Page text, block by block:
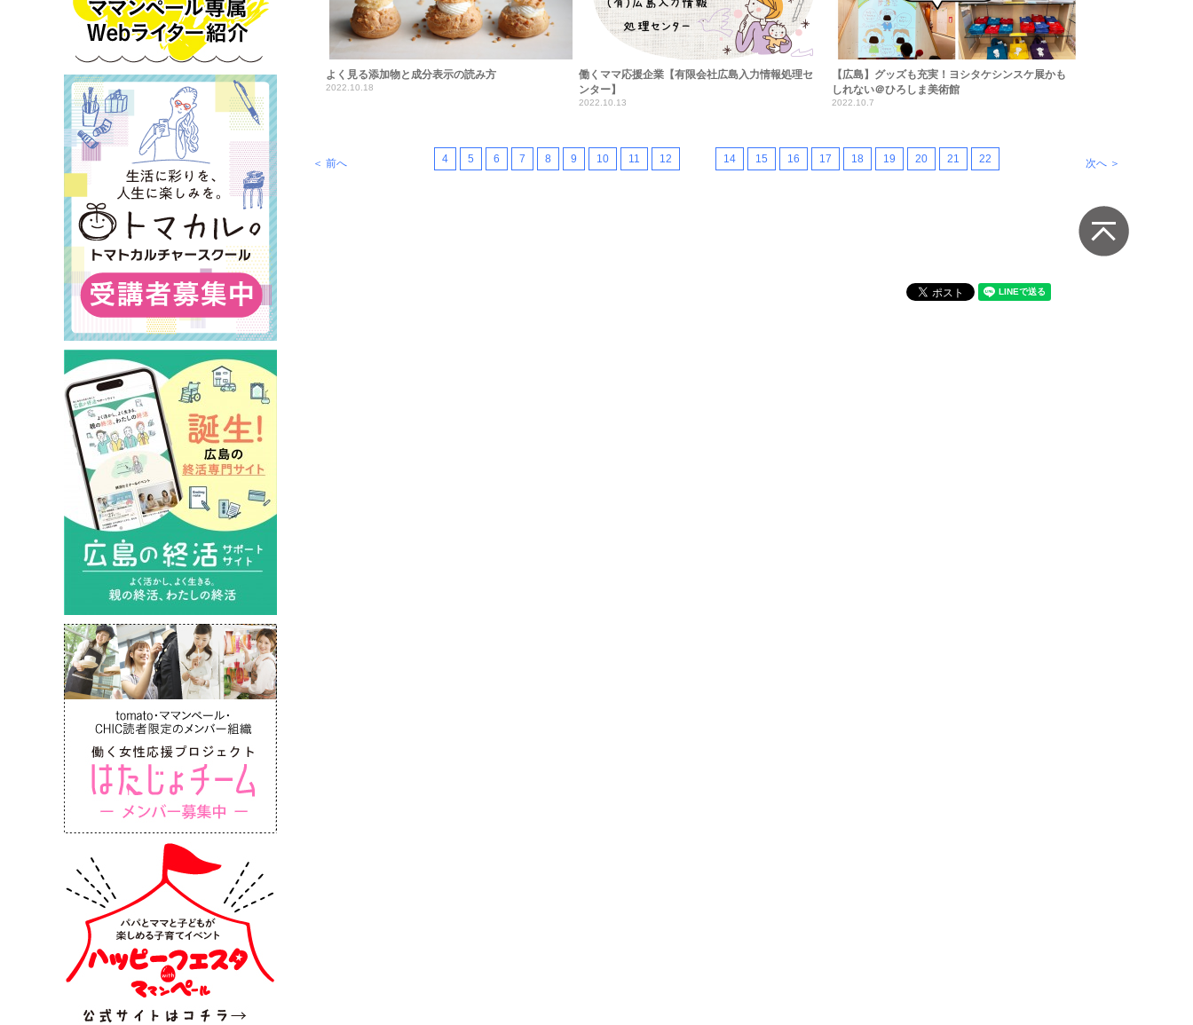
よく見る添加物と成分表示の読み方
2022.10.18
働くママ応援企業【有限会社広島入力情報処理セ
ンター】
2022.10.13
【広島】グッズも充実！ヨシタケシンスケ展かも
しれない＠ひろしま美術館
2022.10.7
＜ 前へ 4 5 6 7 8 9 10 11 12 14 15 16 17 18 19 20 21 22 次へ ＞